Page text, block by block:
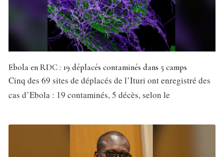
Ebola en RDC : 19 déplacés contaminés dans 5 camps
Cinq des 69 sites de déplacés de l’Ituri ont enregistré des
cas d’Ebola : 19 contaminés, 5 décès, selon le